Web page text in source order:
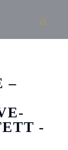
–
-